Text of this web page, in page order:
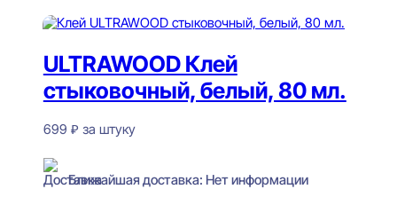
ULTRAWOOD Клей
стыковочный, белый, 80 мл.
699 ₽ за штуку
Ближайшая доставка: Нет информации